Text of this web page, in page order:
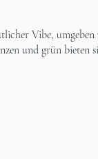
Vibe,
und grün bieten